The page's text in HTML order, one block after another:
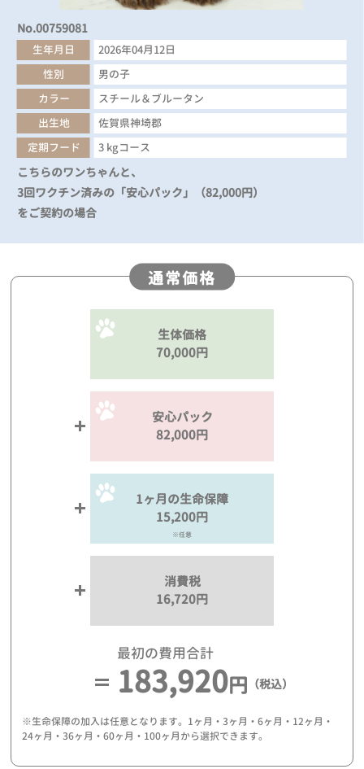
No.00759081
生年月日
2026年04月12日
性別
男の子
カラー
スチール＆ブルータン
出生地
佐賀県神埼郡
定期フード
3 kgコース
こちらのワンちゃんと、
3回ワクチン済みの「安心パック」（82,000円）
をご契約の場合
通常価格
生体価格
70,000円
安心パック
82,000円
1ヶ月の生命保障
15,200円
※任意
消費税
16,720円
最初の費用合計
183,920円 （税込）
※生命保障の加入は任意となります。1ヶ月・3ヶ月・6ヶ月・12ヶ月・
24ヶ月・36ヶ月・60ヶ月・100ヶ月から選択できます。